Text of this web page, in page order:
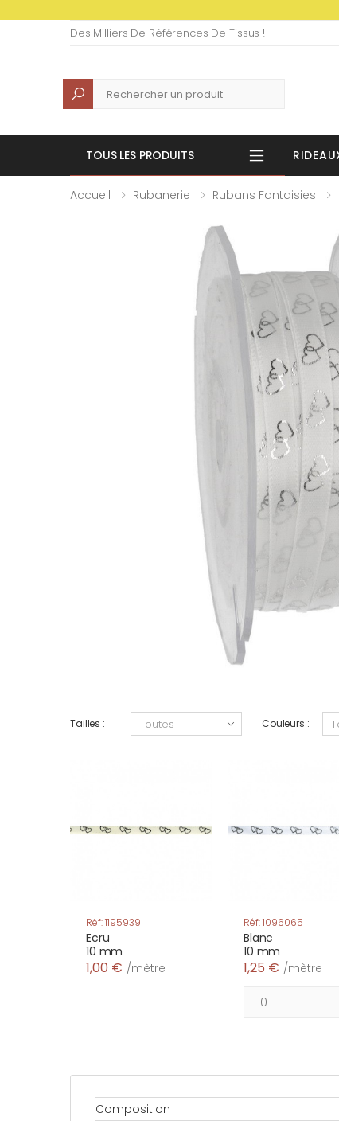
Des Milliers De Références De Tissus !
Recherche
TOUS LES PRODUITS
Accueil Rubanerie Rubans Fantaisies
Tailles : Couleurs :
Réf: 1195939
Ecru
10 mm
1,00 € /mètre
Réf: 1096065
Blanc
10 mm
1,25 € /mètre
Composition